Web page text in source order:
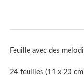
Feuille avec des
24 feuilles (11 x 23